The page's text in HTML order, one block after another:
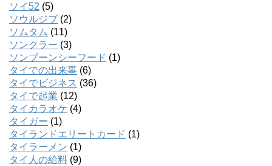
ソイ52 (5)
ソウルジブ (2)
ソムタム (11)
ソンクラー (3)
ソンブーンシーフード (1)
タイでの出来事 (6)
タイでビジネス (36)
タイで起業 (12)
タイカラオケ (4)
タイガー (1)
タイランドエリートカード (1)
タイラーメン (1)
タイ人の給料 (9)